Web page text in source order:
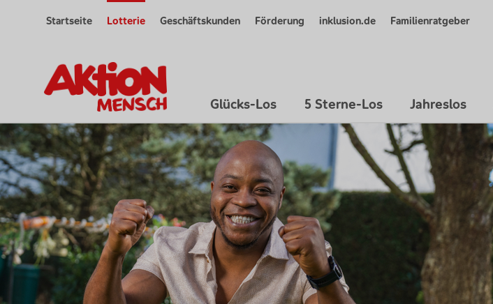
Startseite Lotterie Geschäftskunden Förderung inklusion.de Familienratgeber
Glücks-Los 5 Sterne-Los Jahreslos